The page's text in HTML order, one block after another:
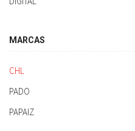
MARCAS
CHL
PADO
PAPAIZ